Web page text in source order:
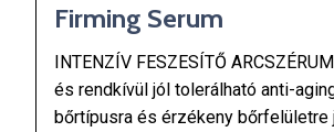
Firming Serum
INTENZÍV FESZESÍTŐ
és rendkívül jól tolerálható anti-
bőrtípusra és érzékeny bőrfelületre